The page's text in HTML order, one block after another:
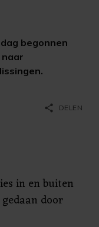
begonnen
share DELEN
in en buiten
door